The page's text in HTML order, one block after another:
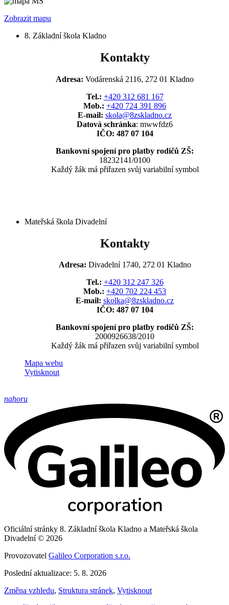
Zobrazit mapu
8. Základní škola Kladno
Kontakty
Adresa: Vodárenská 2116, 272 01 Kladno
Tel.: +420 312 681 167
Mob.: +420 724 391 896
E-mail: skola@8zskladno.cz
Datová schránka: mwwfdz6
IČO: 487 07 104
Bankovní spojení pro platby rodičů ZŠ:
18232141/0100
Každý žák má přiřazen svůj variabilní symbol
Mateřská škola Divadelní
Kontakty
Adresa: Divadelní 1740, 272 01 Kladno
Tel.: +420 312 247 326
Mob.: +420 702 224 453
E-mail: skolka@8zskladno.cz
IČO: 487 07 104
Bankovní spojení pro platby rodičů ZŠ:
2000926638/2010
Každý žák má přiřazen svůj variabilní symbol
Mapa webu
Vytisknout
nahoru
Oficiální stránky 8. Základní škola Kladno a Mateřská škola
Divadelní © 2026
Provozovatel Galileo Corporation s.r.o.
Poslední aktualizace: 5. 8. 2026
Změna vzhledu, Struktura stránek, Vytisknout